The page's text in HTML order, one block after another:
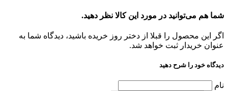
شما هم می‌توانید در مورد این کالا نظر دهید.
اگر این محصول را قبلا از دختر روز خریده باشید، دیدگاه شما به
عنوان خریدار ثبت خواهد شد.
دیدگاه خود را شرح دهید
نام